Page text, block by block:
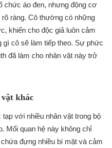
chức áo đen, nhưng động cơ
ràng. Cô thường có những
khiến cho độc giả luôn cảm
gì cô sẽ làm tiếp theo. Sự phức
đã làm cho nhân vật này trở
khác
với nhiều nhân vật trong bộ
Mối quan hệ này không chỉ
đựng nhiều bí mật và cảm